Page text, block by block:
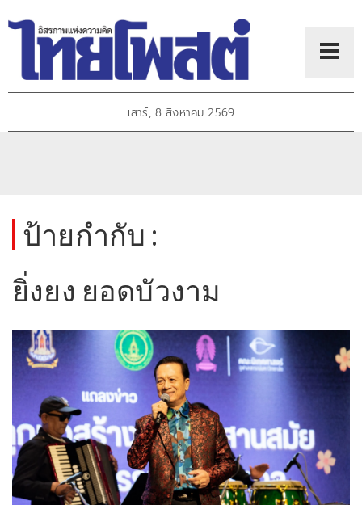
เสาร์, 8 สิงหาคม 2569
ป้ายกำกับ :
ยิ่งยง ยอดบัวงาม